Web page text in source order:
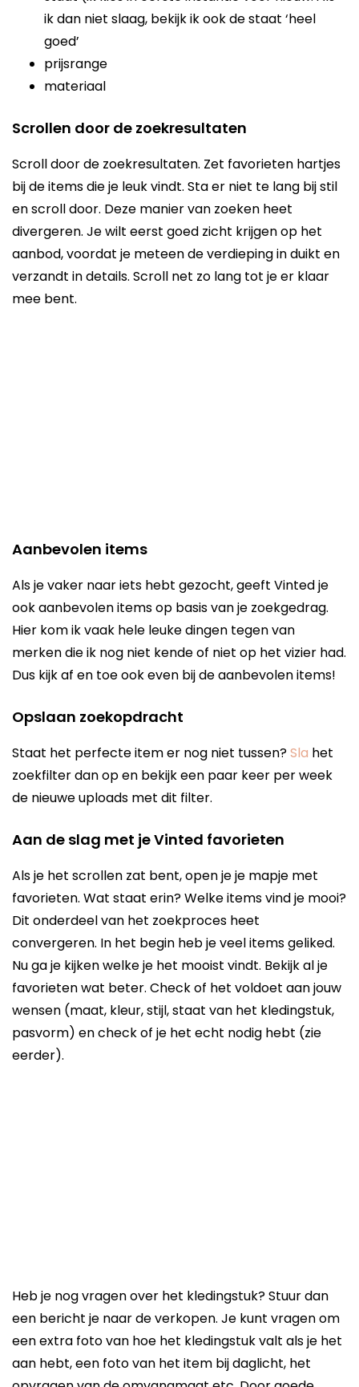
ik dan niet slaag, bekijk ik ook de staat ‘heel
goed’
prijsrange
materiaal
Scrollen door de zoekresultaten
Scroll door de zoekresultaten. Zet favorieten hartjes
bij de items die je leuk vindt. Sta er niet te lang bij stil
en scroll door. Deze manier van zoeken heet
divergeren. Je wilt eerst goed zicht krijgen op het
aanbod, voordat je meteen de verdieping in duikt en
verzandt in details. Scroll net zo lang tot je er klaar
mee bent.
Aanbevolen items
Als je vaker naar iets hebt gezocht, geeft Vinted je
ook aanbevolen items op basis van je zoekgedrag.
Hier kom ik vaak hele leuke dingen tegen van
merken die ik nog niet kende of niet op het vizier had.
Dus kijk af en toe ook even bij de aanbevolen items!
Opslaan zoekopdracht
Staat het perfecte item er nog niet tussen?Sla het
zoekfilter dan op en bekijk een paar keer per week
de nieuwe uploads met dit filter.
Aan de slag met je Vinted favorieten
Als je het scrollen zat bent, open je je mapje met
favorieten. Wat staat erin? Welke items vind je mooi?
Dit onderdeel van het zoekproces heet
convergeren. In het begin heb je veel items geliked.
Nu ga je kijken welke je het mooist vindt. Bekijk al je
favorieten wat beter. Check of het voldoet aan jouw
wensen (maat, kleur, stijl, staat van het kledingstuk,
pasvorm) en check of je het echt nodig hebt (zie
eerder).
Heb je nog vragen over het kledingstuk? Stuur dan
een bericht je naar de verkopen. Je kunt vragen om
een extra foto van hoe het kledingstuk valt als je het
aan hebt, een foto van het item bij daglicht, het